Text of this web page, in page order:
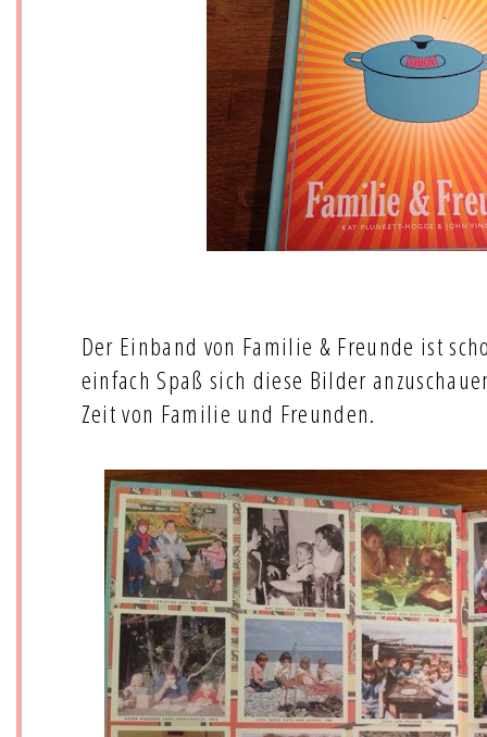
Der Einband von Familie & Freunde ist
einfach Spaß sich diese Bilder
Zeit von Familie und Freunden.